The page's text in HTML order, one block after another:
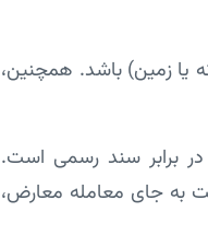
یا زمین) باشد. همچنین،
در برابر سند رسمی است.
به جای معامله معارض،